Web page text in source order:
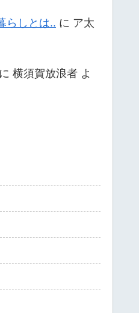
らしとは.. に ア太
に 横須賀放浪者 よ